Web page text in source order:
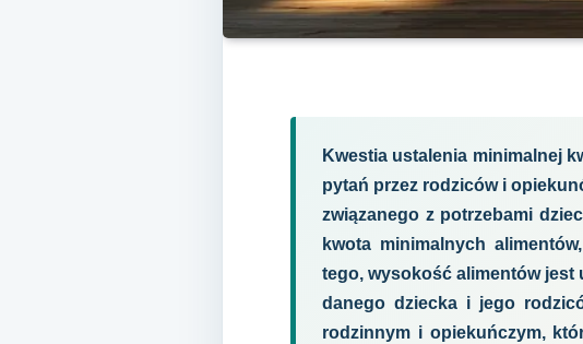
Kwestia ustalenia minimalnej
pytań przez rodziców i
związanego z potrzebami
kwota minimalnych
tego, wysokość alimentów
danego dziecka i jego
rodzinnym i opiekuńczym,